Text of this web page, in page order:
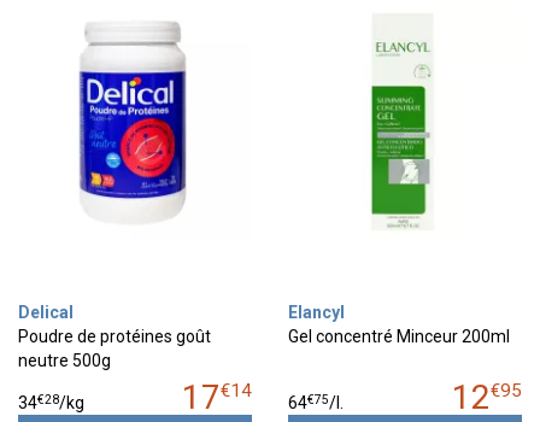
Delical
Poudre de protéines goût
neutre 500g
17€14
34€28/kg
Elancyl
Gel concentré Minceur 200ml
12€95
64€75/l.